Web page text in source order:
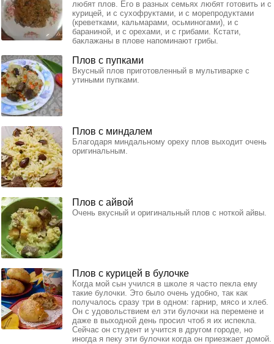
любят плов. Его в разных семьях любят готовить и с
курицей, и с сухофруктами, и с морепродуктами
(креветками, кальмарами, осьминогами), и с
бараниной, и с орехами, и с грибами. Кстати,
баклажаны в плове напоминают грибы.
Плов с пупками
Вкусный плов приготовленный в мультиварке с
утиными пупками.
Плов с миндалем
Благодаря миндальному ореху плов выходит очень
оригинальным.
Плов с айвой
Очень вкусный и оригинальный плов с ноткой айвы.
Плов с курицей в булочке
Когда мой сын учился в школе я часто пекла ему
такие булочки. Это было очень удобно, так как
получалось сразу три в одном: гарнир, мясо и хлеб.
Он с удовольствием ел эти булочки на перемене и
даже в выходной день просил чтоб я их испекла.
Сейчас он студент и учится в другом городе, но
иногда я пеку эти булочки когда он приезжает домой.